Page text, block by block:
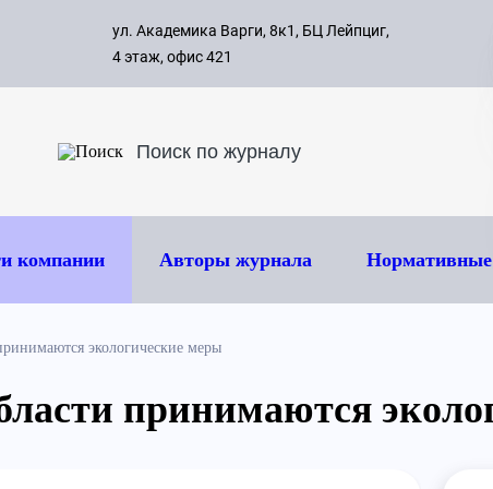
с 09:00
8 495
ул. Академика Варги, 8к1, БЦ Лейпциг,
4 этаж, офис 421
компании Авторы журнала
экологические меры
принимаются